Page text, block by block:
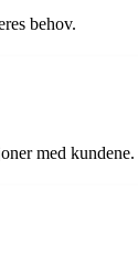
behov.
med kundene.